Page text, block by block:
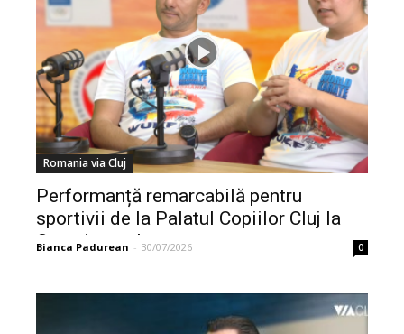
Romania via Cluj
Performanță remarcabilă pentru
sportivii de la Palatul Copiilor Cluj la
Campionatul...
Bianca Padurean - 30/07/2026 0